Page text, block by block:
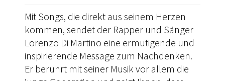
Mit Songs, die direkt aus seinem Herzen
kommen, sendet der Rapper und Sänger
Lorenzo Di Martino eine ermutigende und
inspirierende Message zum Nachdenken.
Er berührt mit seiner Musik vor allem die